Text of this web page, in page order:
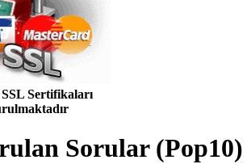
Sertifikaları
Sorular (Pop10)